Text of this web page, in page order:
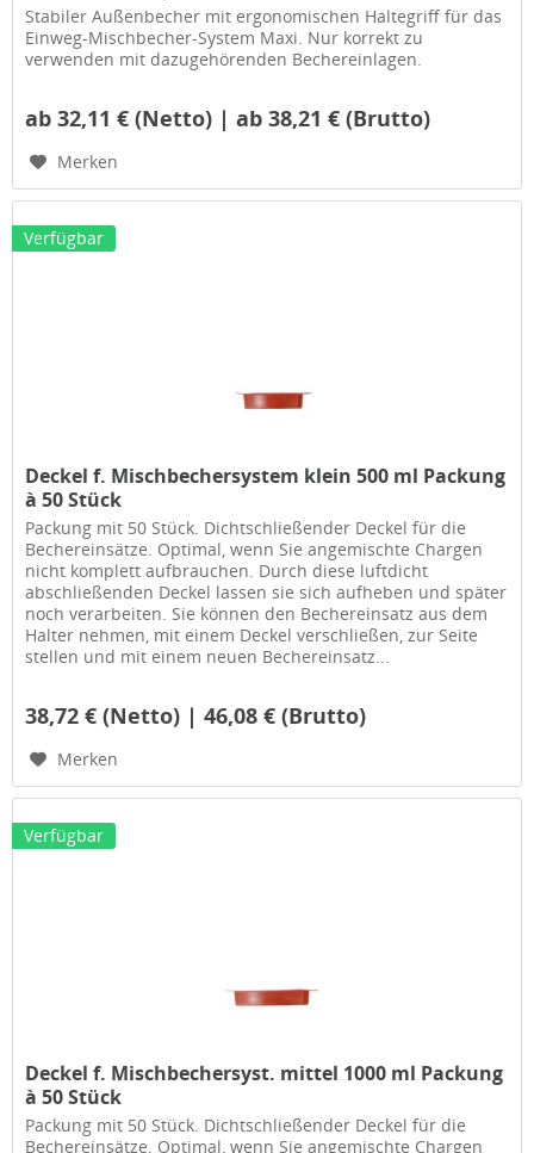
Stabiler Außenbecher mit ergonomischen Haltegriff für das
Einweg-Mischbecher-System Maxi. Nur korrekt zu
verwenden mit dazugehörenden Bechereinlagen.
ab 32,11 € (Netto) | ab 38,21 € (Brutto)
Merken
Verfügbar
Deckel f. Mischbechersystem klein 500 ml Packung
à 50 Stück
Packung mit 50 Stück. Dichtschließender Deckel für die
Bechereinsätze. Optimal, wenn Sie angemischte Chargen
nicht komplett aufbrauchen. Durch diese luftdicht
abschließenden Deckel lassen sie sich aufheben und später
noch verarbeiten. Sie können den Bechereinsatz aus dem
Halter nehmen, mit einem Deckel verschließen, zur Seite
stellen und mit einem neuen Bechereinsatz...
38,72 € (Netto) | 46,08 € (Brutto)
Merken
Verfügbar
Deckel f. Mischbechersyst. mittel 1000 ml Packung
à 50 Stück
Packung mit 50 Stück. Dichtschließender Deckel für die
Bechereinsätze. Optimal, wenn Sie angemischte Chargen